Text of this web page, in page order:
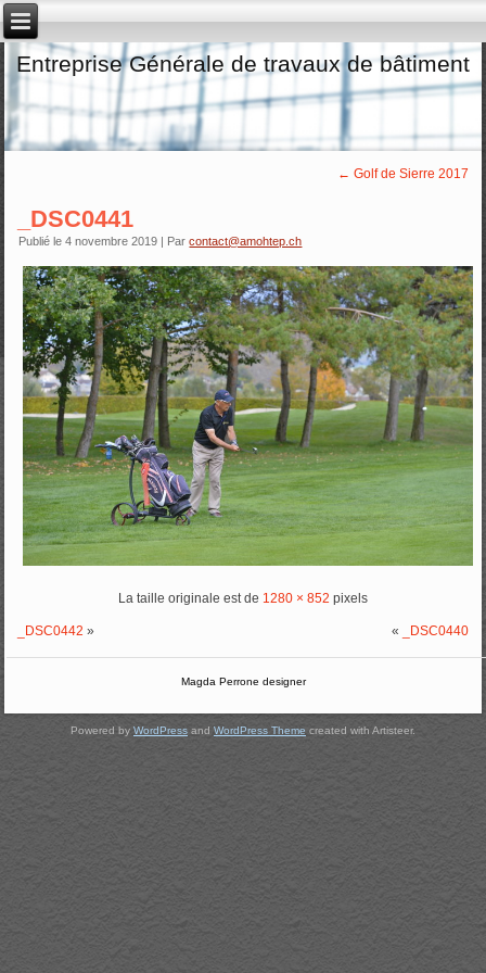
Entreprise Générale de travaux de bâtiment
← Golf de Sierre 2017
_DSC0441
Publié le 4 novembre 2019 | Par contact@amohtep.ch
La taille originale est de 1280 × 852 pixels
_DSC0442 » « _DSC0440
Magda Perrone designer
Powered by WordPress and WordPress Theme created with Artisteer.